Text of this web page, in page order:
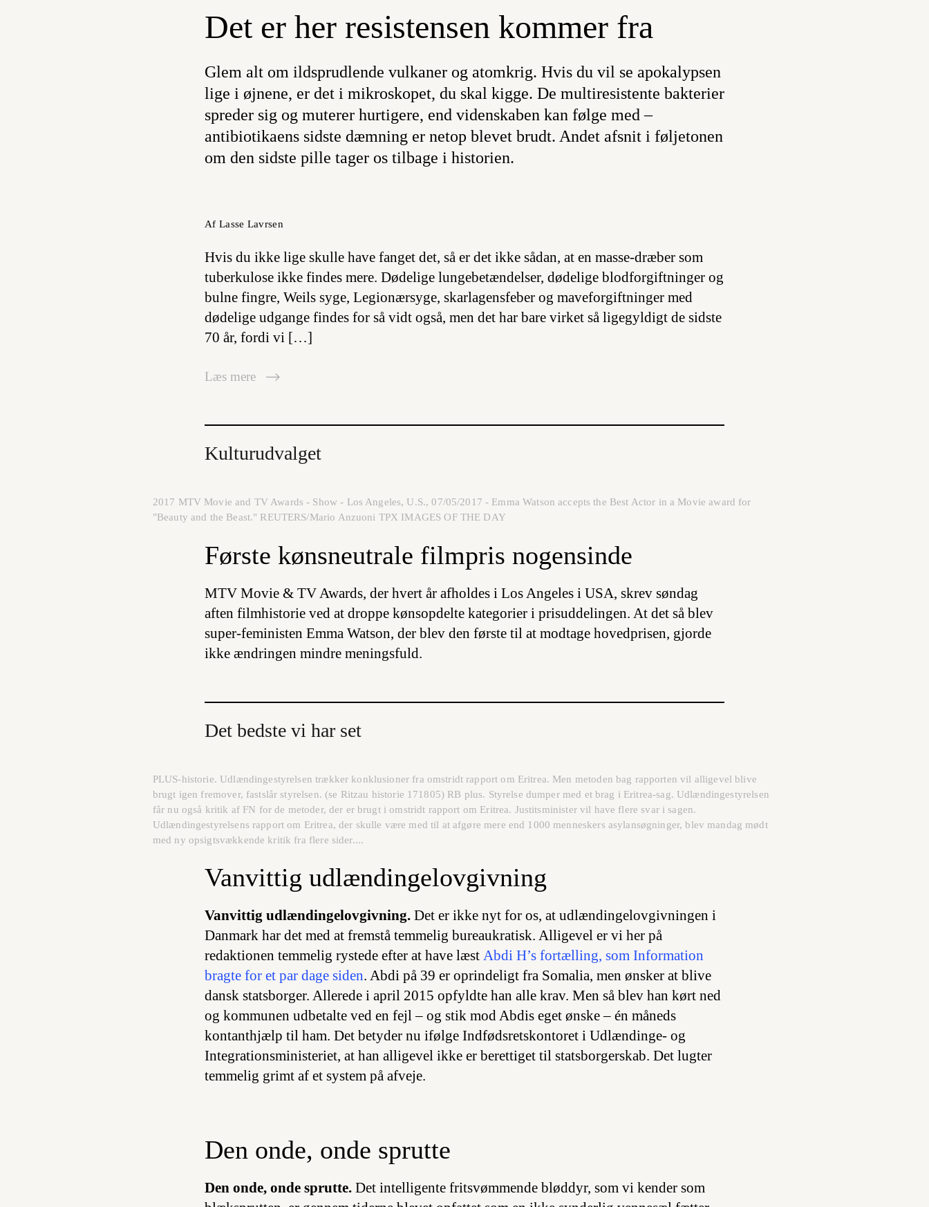
Det er her resistensen kommer fra
Glem alt om ildsprudlende vulkaner og atomkrig. Hvis du vil se apokalypsen
lige i øjnene, er det i mikroskopet, du skal kigge. De multiresistente bakterier
spreder sig og muterer hurtigere, end videnskaben kan følge med –
antibiotikaens sidste dæmning er netop blevet brudt. Andet afsnit i føljetonen
om den sidste pille tager os tilbage i historien.
Af Lasse Lavrsen
Hvis du ikke lige skulle have fanget det, så er det ikke sådan, at en masse-dræber som
tuberkulose ikke findes mere. Dødelige lungebetændelser, dødelige blodforgiftninger og
bulne fingre, Weils syge, Legionærsyge, skarlagensfeber og maveforgiftninger med
dødelige udgange findes for så vidt også, men det har bare virket så ligegyldigt de sidste
70 år, fordi vi […]
Læs mere
Kulturudvalget
2017 MTV Movie and TV Awards - Show - Los Angeles, U.S., 07/05/2017 - Emma Watson accepts the Best Actor in a Movie award for
"Beauty and the Beast." REUTERS/Mario Anzuoni TPX IMAGES OF THE DAY
Første kønsneutrale filmpris nogensinde
MTV Movie & TV Awards, der hvert år afholdes i Los Angeles i USA, skrev søndag
aften filmhistorie ved at droppe kønsopdelte kategorier i prisuddelingen. At det så blev
super-feministen Emma Watson, der blev den første til at modtage hovedprisen, gjorde
ikke ændringen mindre meningsfuld.
Det bedste vi har set
PLUS-historie. Udlændingestyrelsen trækker konklusioner fra omstridt rapport om Eritrea. Men metoden bag rapporten vil alligevel blive
brugt igen fremover, fastslår styrelsen. (se Ritzau historie 171805) RB plus. Styrelse dumper med et brag i Eritrea-sag. Udlændingestyrelsen
får nu også kritik af FN for de metoder, der er brugt i omstridt rapport om Eritrea. Justitsminister vil have flere svar i sagen.
Udlændingestyrelsens rapport om Eritrea, der skulle være med til at afgøre mere end 1000 menneskers asylansøgninger, blev mandag mødt
med ny opsigtsvækkende kritik fra flere sider....
Vanvittig udlændingelovgivning
Vanvittig udlændingelovgivning. Det er ikke nyt for os, at udlændingelovgivningen i
Danmark har det med at fremstå temmelig bureaukratisk. Alligevel er vi her på
redaktionen temmelig rystede efter at have læst Abdi H’s fortælling, som Information
bragte for et par dage siden. Abdi på 39 er oprindeligt fra Somalia, men ønsker at blive
dansk statsborger. Allerede i april 2015 opfyldte han alle krav. Men så blev han kørt ned
og kommunen udbetalte ved en fejl – og stik mod Abdis eget ønske – én måneds
kontanthjælp til ham. Det betyder nu ifølge Indfødsretskontoret i Udlændinge- og
Integrationsministeriet, at han alligevel ikke er berettiget til statsborgerskab. Det lugter
temmelig grimt af et system på afveje.
Den onde, onde sprutte
Den onde, onde sprutte. Det intelligente fritsvømmende bløddyr, som vi kender som